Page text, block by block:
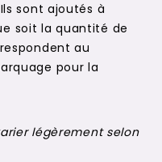
Ils sont ajoutés à
soit la quantité de
au
pour la
légèrement selon